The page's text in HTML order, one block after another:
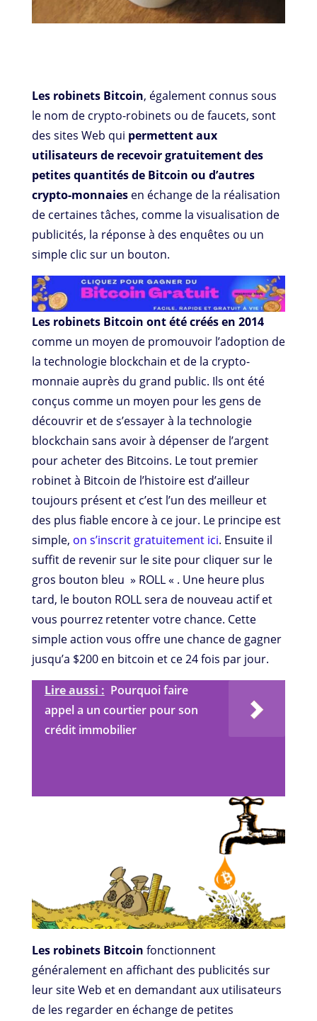
Les robinets Bitcoin, également connus sous
le nom de crypto-robinets ou de faucets, sont
des sites Web qui permettent aux
utilisateurs de recevoir gratuitement des
petites quantités de Bitcoin ou d’autres
crypto-monnaiesen échange de la réalisation
de certaines tâches, comme la visualisation de
publicités, la réponse à des enquêtes ou un
simple clic sur un bouton.
Les robinets Bitcoin ont été créés en 2014
comme un moyen de promouvoir l’adoption de
la technologie blockchain et de la crypto-
monnaie auprès du grand public. Ils ont été
conçus comme un moyen pour les gens de
découvrir et de s’essayer à la technologie
blockchain sans avoir à dépenser de l’argent
pour acheter des Bitcoins. Le tout premier
robinet à Bitcoin de l’histoire est d’ailleur
toujours présent et c’est l’un des meilleur et
des plus fiable encore à ce jour. Le principe est
simple, on s’inscrit gratuitement ici. Ensuite il
suffit de revenir sur le site pour cliquer sur le
gros bouton bleu » ROLL « . Une heure plus
tard, le bouton ROLL sera de nouveau actif et
vous pourrez retenter votre chance. Cette
simple action vous offre une chance de gagner
jusqu’a $200 en bitcoin et ce 24 fois par jour.
Lire aussi : Pourquoi faire
appel a un courtier pour son
crédit immobilier
Les robinets Bitcoin fonctionnent
généralement en affichant des publicités sur
leur site Web et en demandant aux utilisateurs
de les regarder en échange de petites